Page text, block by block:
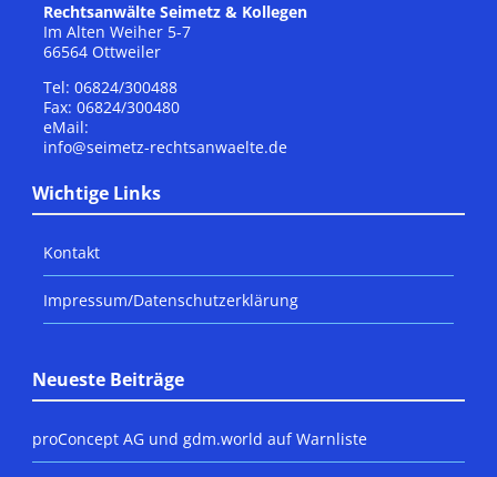
Rechtsanwälte Seimetz & Kollegen
Im Alten Weiher 5-7
66564 Ottweiler
Tel: 06824/300488
Fax: 06824/300480
eMail:
info@seimetz-rechtsanwaelte.de
Wichtige Links
Kontakt
Impressum/Datenschutzerklärung
Neueste Beiträge
proConcept AG und gdm.world auf Warnliste